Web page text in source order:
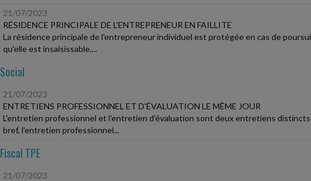
21/07/2023
RÉSIDENCE PRINCIPALE DE L'ENTREPRENEUR EN FAILLITE
La résidence principale de l'entrepreneur individuel est protégée en cas de
qu'elle est insaisissable....
Social
21/07/2023
ENTRETIENS PROFESSIONNEL ET D'ÉVALUATION LE MÊME JOUR
L'entretien professionnel et l'entretien d'évaluation sont deux entretiens distincts
bref, l'entretien professionnel...
Fiscal TPE
21/07/2023